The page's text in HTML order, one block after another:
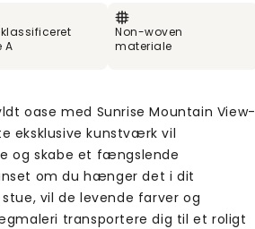
A
Non-woven
materiale
oase med Sunrise Mountain View-
eksklusive kunstværk vil
og skabe et fængslende
om du hænger det i dit
vil de levende farver og
transportere dig til et roligt